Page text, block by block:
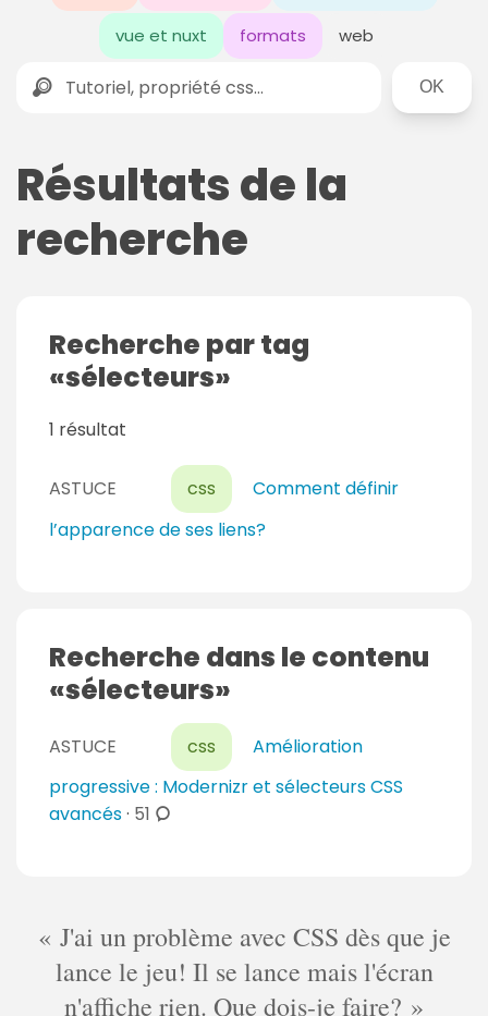
vue et nuxt formats web
Rechercher
Résultats de la
recherche
Recherche par tag
sélecteurs
1 résultat
ASTUCE css
Comment définir
l’apparence de ses liens?
Recherche dans le contenu
sélecteurs
ASTUCE css
Amélioration
progressive : Modernizr et sélecteurs CSS
avancés· 51 c
n
t
a
J'ai un problème avec CSS dès que je
lance le jeu! Il se lance mais l'écran
n'affiche rien. Que dois-je faire?